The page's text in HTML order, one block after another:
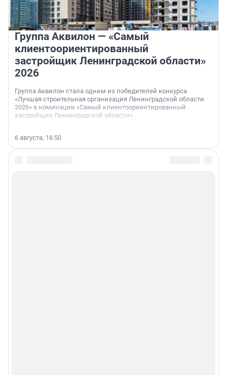
Группа Аквилон — «Самый
клиентоориентированный
застройщик Ленинградской области»
2026
Группа Аквилон стала одним из победителей конкурса
«Лучшая строительная организация Ленинградской области
2026» в номинации «Самый клиентоориентированный
застройщик Ленинградской области».
6 августа, 16:50